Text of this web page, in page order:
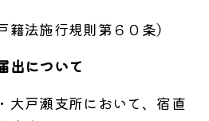
籍法施行規則第６０条）
出について
大戸瀬支所において、宿直